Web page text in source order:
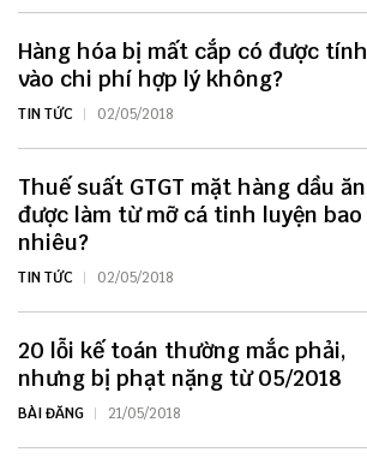
Hàng hóa bị mất cắp có được tính
vào chi phí hợp lý không?
TIN TỨC 02/05/2018
Thuế suất GTGT mặt hàng dầu ăn
được làm từ mỡ cá tinh luyện bao
nhiêu?
TIN TỨC 02/05/2018
20 lỗi kế toán thường mắc phải,
nhưng bị phạt nặng từ 05/2018
BÀI ĐĂNG 21/05/2018